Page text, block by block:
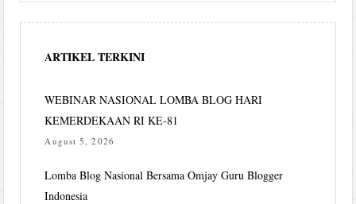
ARTIKEL TERKINI
WEBINAR NASIONAL LOMBA BLOG HARI
KEMERDEKAAN RI KE-81
August 5, 2026
Lomba Blog Nasional Bersama Omjay Guru Blogger
Indonesia